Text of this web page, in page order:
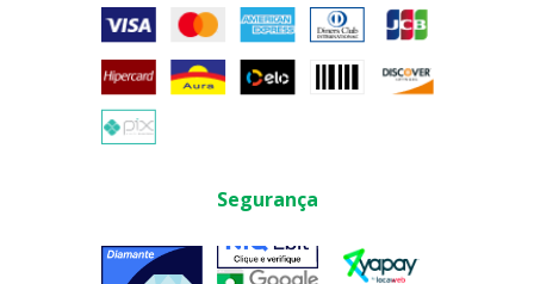
Segurança